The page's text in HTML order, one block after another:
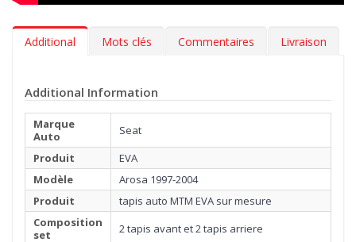
Additional Mots clés Commentaires Livraison
Additional Information
Marque
Auto
Seat
Produit
EVA
Modèle
Arosa 1997-2004
Produit
tapis auto MTM EVA sur mesure
Composition
set
2 tapis avant et 2 tapis arriere